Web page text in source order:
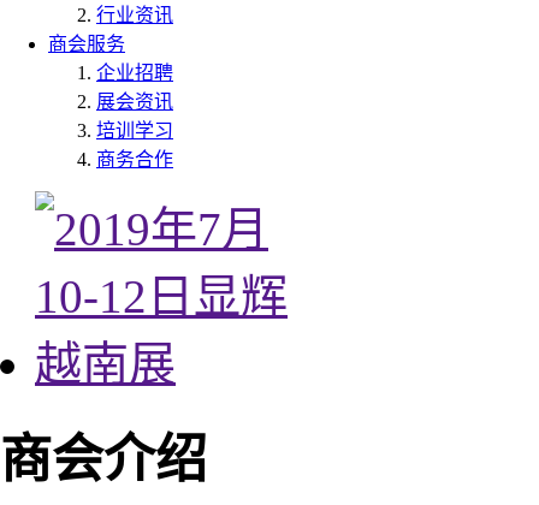
行业资讯
商会服务
企业招聘
展会资讯
培训学习
商务合作
商会介绍